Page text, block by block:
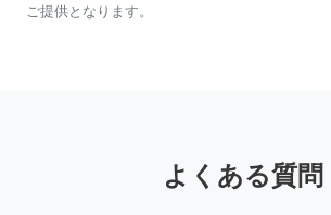
ご提供となります。
よくある質問